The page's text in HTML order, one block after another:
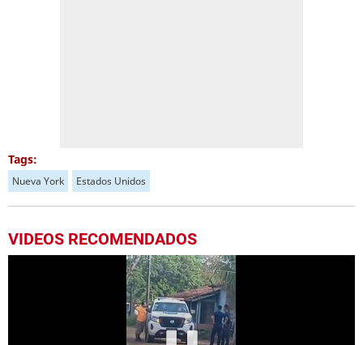
Tags:
Nueva York Estados Unidos
VIDEOS RECOMENDADOS